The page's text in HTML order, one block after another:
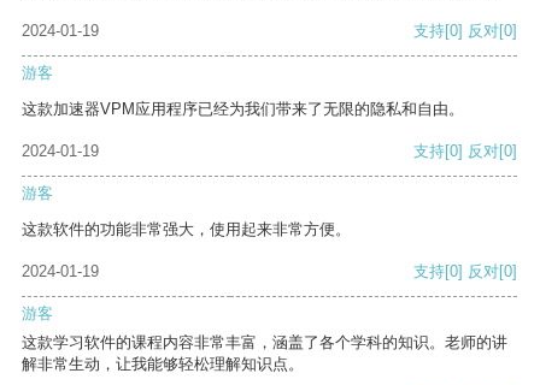
2024-01-19 支持[0] 反对[0]
游客
这款加速器VPM应用程序已经为我们带来了无限的隐私和自由。
2024-01-19 支持[0] 反对[0]
游客
这款软件的功能非常强大，使用起来非常方便。
2024-01-19 支持[0] 反对[0]
游客
这款学习软件的课程内容非常丰富，涵盖了各个学科的知识。老师的讲
解非常生动，让我能够轻松理解知识点。